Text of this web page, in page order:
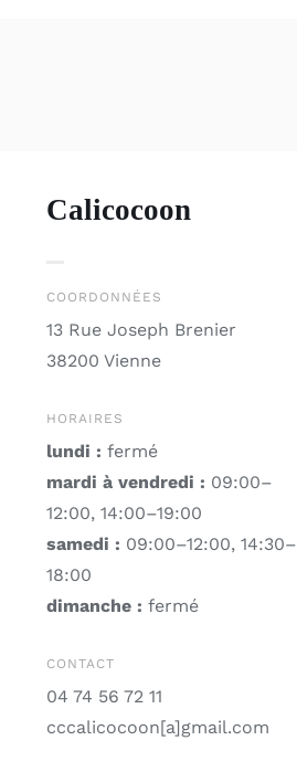
Calicocoon
COORDONNÉES
13 Rue Joseph Brenier
38200 Vienne
HORAIRES
lundi : fermé
mardi à vendredi : 09:00–
12:00, 14:00–19:00
samedi : 09:00–12:00, 14:30–
18:00
dimanche : fermé
CONTACT
04 74 56 72 11
cccalicocoon[a]gmail.com